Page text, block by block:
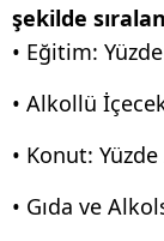
şekilde
• Eğitim:
• Alkollü
• Konut:
• Gıda ve